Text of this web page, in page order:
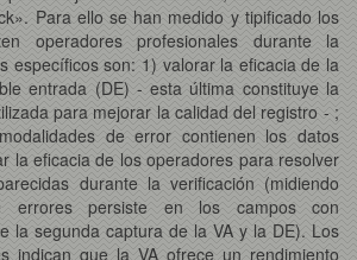
Para ello se han medido y tipificado los
operadores profesionales durante la
específicos son: 1) valorar la eficacia de la
entrada (DE) - esta última constituye la
para mejorar la calidad del registro - ;
de error contienen los datos
la eficacia de los operadores para resolver
durante la verificación (midiendo
errores persiste en los campos con
la segunda captura de la VA y la DE). Los
indican que la VA ofrece un rendimiento